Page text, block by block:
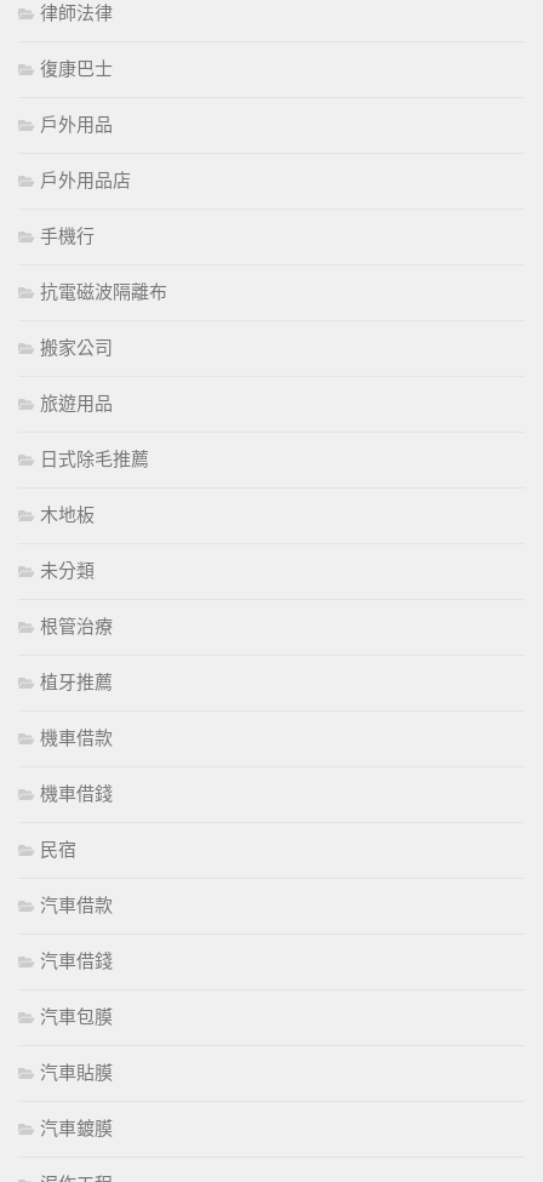
律師法律
復康巴士
戶外用品
戶外用品店
手機行
抗電磁波隔離布
搬家公司
旅遊用品
日式除毛推薦
木地板
未分類
根管治療
植牙推薦
機車借款
機車借錢
民宿
汽車借款
汽車借錢
汽車包膜
汽車貼膜
汽車鍍膜